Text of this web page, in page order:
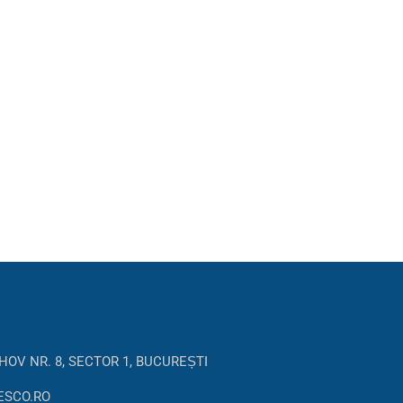
NR. 8, SECTOR 1, BUCUREȘTI